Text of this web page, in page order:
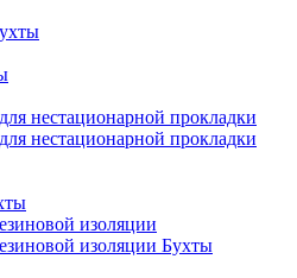
нестационарной прокладки
нестационарной прокладки
изоляции
изоляции Бухты